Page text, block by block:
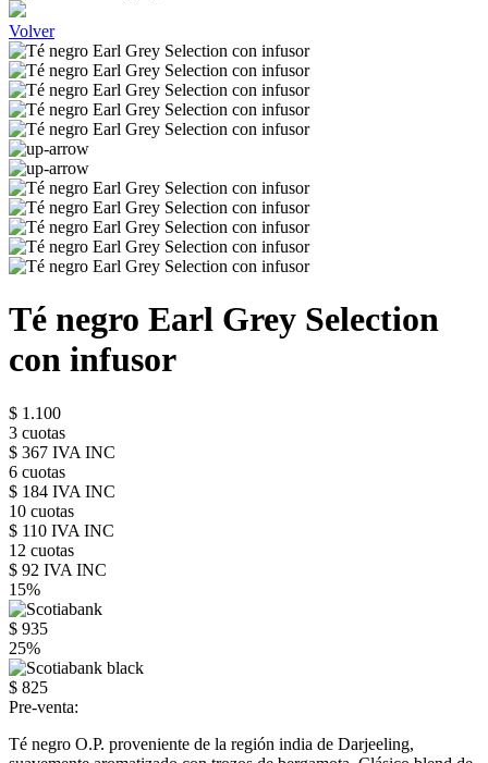
Volver
Té negro Earl Grey Selection
con infusor
$ 1.100
3 cuotas
$ 367 IVA INC
6 cuotas
$ 184 IVA INC
10 cuotas
$ 110 IVA INC
12 cuotas
$ 92 IVA INC
15%
$ 935
25%
$ 825
Pre-venta:
Té negro O.P. proveniente de la región india de Darjeeling,